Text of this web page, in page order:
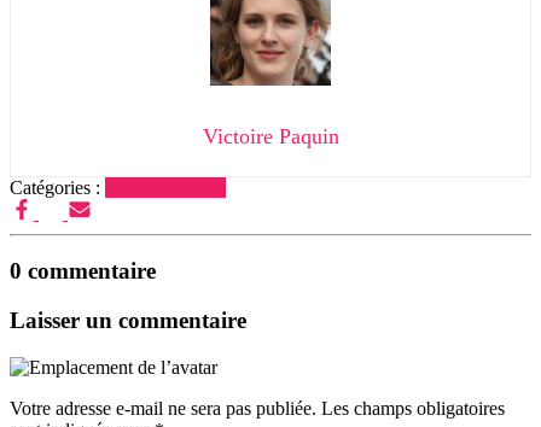
Victoire Paquin
Catégories :
0 commentaire
Laisser un commentaire
Votre adresse e-mail ne sera pas publiée. Les champs obligatoires